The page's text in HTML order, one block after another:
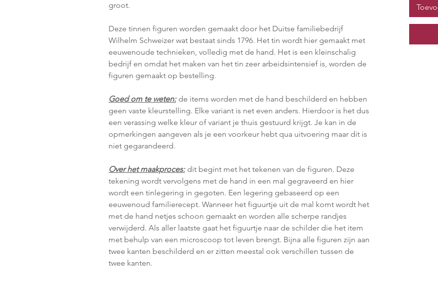
groot.
Deze tinnen figuren worden gemaakt door het Duitse familiebedrijf
Wilhelm Schweizer wat bestaat sinds 1796. Het tin wordt hier gemaakt met
eeuwenoude technieken, volledig met de hand. Het is een kleinschalig
bedrijf en omdat het maken van het tin zeer arbeidsintensief is, worden de
figuren gemaakt op bestelling.
Goed om te weten: de items worden met de hand beschilderd en hebben
geen vaste kleurstelling. Elke variant is net even anders. Hierdoor is het dus
een verassing welke kleur of variant je thuis gestuurd krijgt. Je kan in de
opmerkingen aangeven als je een voorkeur hebt qua uitvoering maar dit is
niet gegarandeerd.
Over het maakproces: dit begint met het tekenen van de figuren. Deze
tekening wordt vervolgens met de hand in een mal gegraveerd en hier
wordt een tinlegering in gegoten. Een legering gebaseerd op een
eeuwenoud familierecept. Wanneer het figuurtje uit de mal komt wordt het
met de hand netjes schoon gemaakt en worden alle scherpe randjes
verwijderd. Als aller laatste gaat het figuurtje naar de schilder die het item
met behulp van een microscoop tot leven brengt. Bijna alle figuren zijn aan
twee kanten beschilderd en er zitten meestal ook verschillen tussen de
twee kanten.